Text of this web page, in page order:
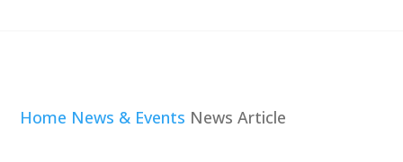
Home News & Events News Article